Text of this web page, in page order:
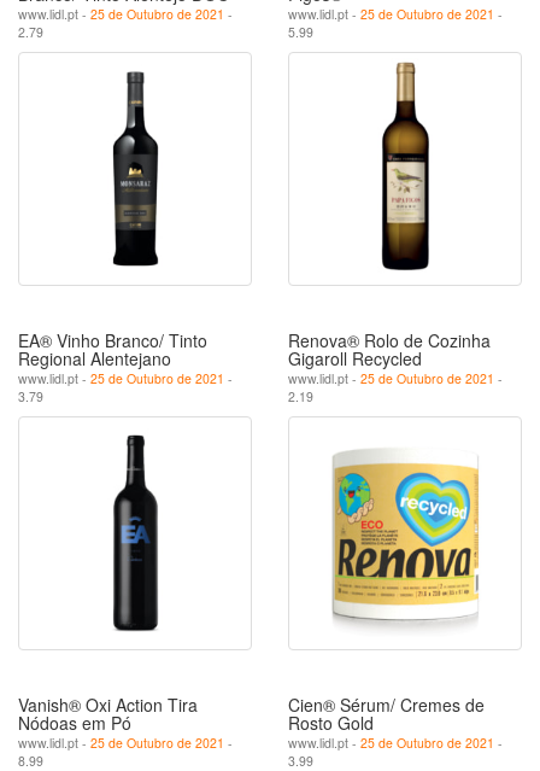
www.lidl.pt - 25 de Outubro de 2021 -
2.79
www.lidl.pt - 25 de Outubro de 2021 -
5.99
EA® Vinho Branco/ Tinto
Regional Alentejano
www.lidl.pt - 25 de Outubro de 2021 -
3.79
Renova® Rolo de Cozinha
Gigaroll Recycled
www.lidl.pt - 25 de Outubro de 2021 -
2.19
Vanish® Oxi Action Tira
Nódoas em Pó
www.lidl.pt - 25 de Outubro de 2021 -
8.99
Cien® Sérum/ Cremes de
Rosto Gold
www.lidl.pt - 25 de Outubro de 2021 -
3.99